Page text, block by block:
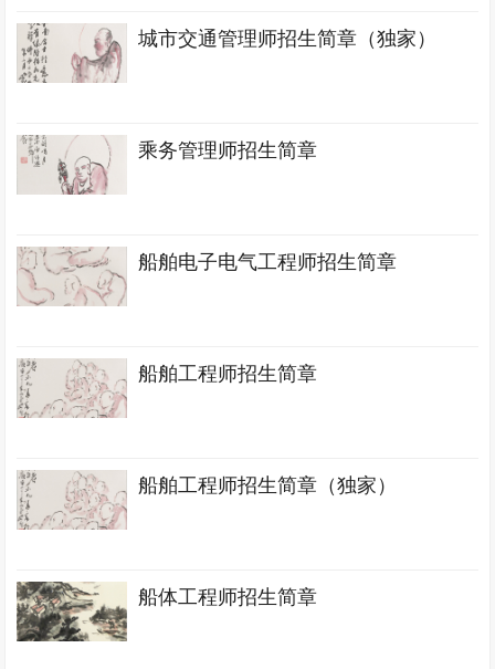
城市交通管理师招生简章（独家）
乘务管理师招生简章
船舶电子电气工程师招生简章
船舶工程师招生简章
船舶工程师招生简章（独家）
船体工程师招生简章